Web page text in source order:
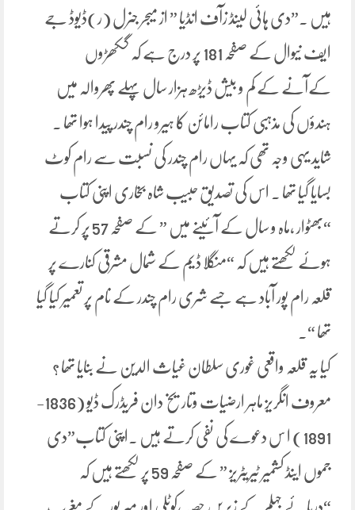
ہیں ۔”دی ہائی لینڈ زآف انڈیا ” از میجر جنرل (ر)ڈیوڈ جے
ایف نیوال کے صفحہ 181 پر درج ہے کہ گکھڑوں
کےآنے کے کم و بیش ڈیڑھ ہزار سال پہلے پھروالہ میں
ہندؤں کی مذہبی کتاب رامائن کا ہیرو رام چندر پیدا ہوا تھا ۔
شاید یہی وجہ تھی کہ یہاں رام چندر کی نسبت سے رام کوٹ
بسایا گیا تھا ۔ اس کی تصدیق حبیب شاہ بخاری اپنی کتاب
“بھٹوار ،ماہ و سال کے آئینے میں ” کے صفحہ 57 پر کرتے
ہوئے لکھتے ہیں کہ “منگلا ڈیم کے شمال مشرقی کنارے پر
قلعہ رام پور آباد ہے جسے شری رام چندر کے نام پر تعمیر کیا گیا
تھا “۔
کیا یہ قلعہ واقعی غوری سلطان غیاث الدین نے بنایا تھا ؟
معروف انگریز ماہر ارضیات وتاریخ دان فریڈرک ڈیو (1836-
1891) ا س دعوے کی نفی کرتے ہیں ۔اپنی کتاب”دی
جموں اینڈ کشمیر ٹیریٹریز ” کے صفحہ 59 پر لکھتے ہیں کہ
“دریائے جہلم کے زیریں حصہ ،کوٹلی اور میر پور کے مغرب